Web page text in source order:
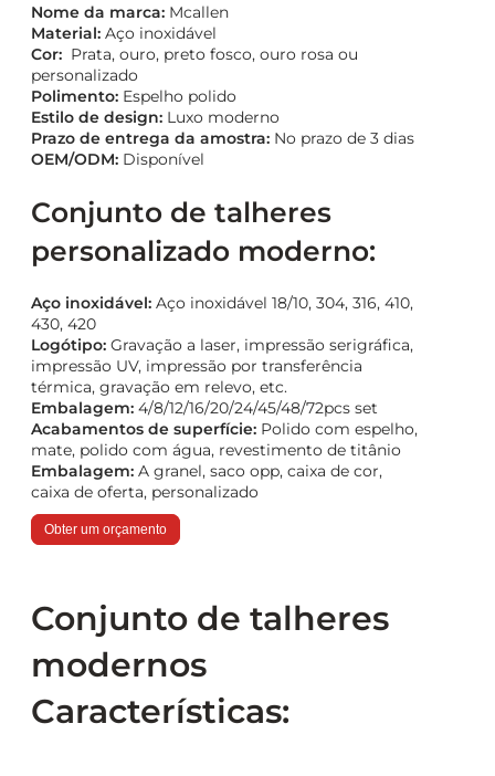
Nome da marca: Mcallen
Material: Aço inoxidável
Cor: Prata, ouro, preto fosco, ouro rosa ou
personalizado
Polimento: Espelho polido
Estilo de design: Luxo moderno
Prazo de entrega da amostra: No prazo de 3 dias
OEM/ODM: Disponível
Conjunto de talheres
personalizado moderno:
Aço inoxidável: Aço inoxidável 18/10, 304, 316, 410,
430, 420
Logótipo: Gravação a laser, impressão serigráfica,
impressão UV, impressão por transferência
térmica, gravação em relevo, etc.
Embalagem: 4/8/12/16/20/24/45/48/72pcs set
Acabamentos de superfície: Polido com espelho,
mate, polido com água, revestimento de titânio
Embalagem: A granel, saco opp, caixa de cor,
caixa de oferta, personalizado
Obter um orçamento
Conjunto de talheres
modernos
Características: